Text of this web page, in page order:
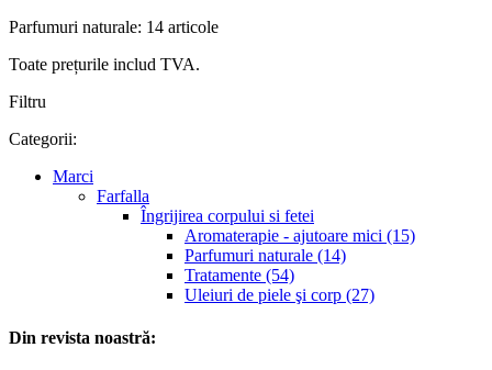
Parfumuri naturale: 14 articole
Toate prețurile includ TVA.
Filtru
Categorii:
Marci
Farfalla
Îngrijirea corpului si fetei
Aromaterapie - ajutoare mici (15)
Parfumuri naturale (14)
Tratamente (54)
Uleiuri de piele şi corp (27)
Din revista noastră: